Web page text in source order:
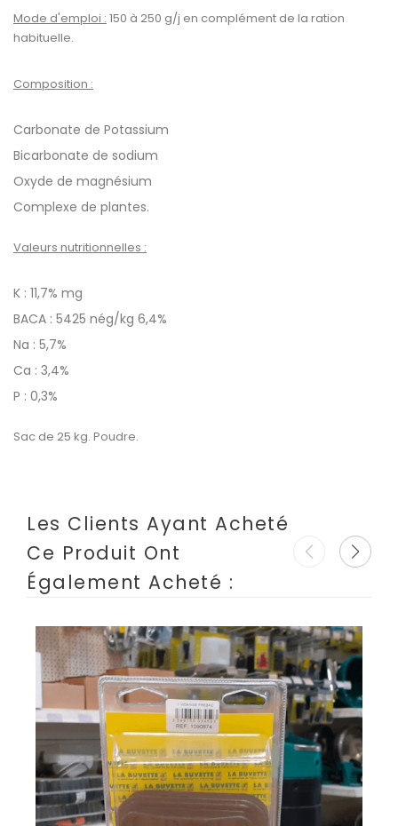
Mode d'emploi : 150 à 250 g/j en complément de la ration
habituelle.
Composition :
Carbonate de Potassium
Bicarbonate de sodium
Oxyde de magnésium
Complexe de plantes.
Valeurs nutritionnelles :
K : 11,7% mg
BACA : 5425 nég/kg 6,4%
Na : 5,7%
Ca : 3,4%
P : 0,3%
Sac de 25 kg. Poudre.
Les Clients Ayant Acheté
Ce Produit Ont
Également Acheté :